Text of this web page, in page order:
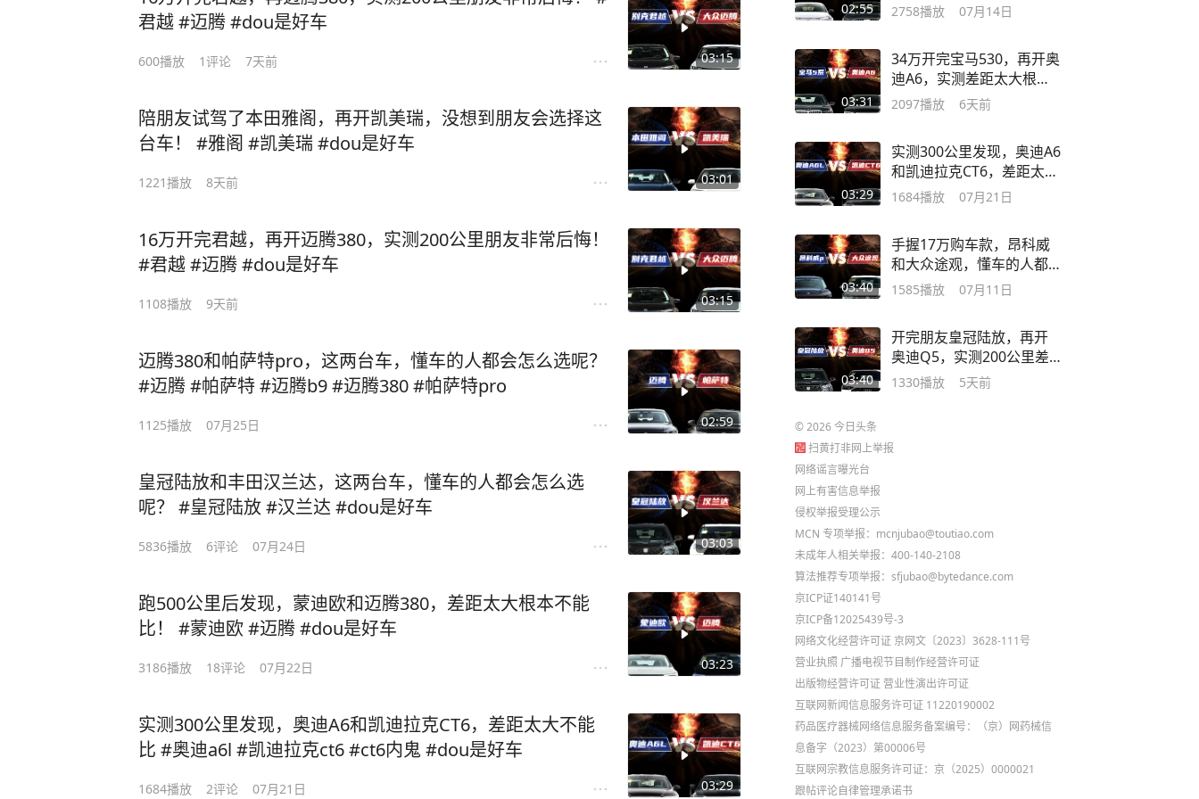
03:15
君越 #迈腾 #dou是好车
600播放 1评论 7天前
03:01
陪朋友试驾了本田雅阁，再开凯美瑞，没想到朋友会选择这
台车！ #雅阁 #凯美瑞 #dou是好车
1221播放 8天前
03:15
16万开完君越，再开迈腾380，实测200公里朋友非常后悔！
#君越 #迈腾 #dou是好车
1108播放 9天前
02:59
迈腾380和帕萨特pro，这两台车，懂车的人都会怎么选呢？
#迈腾 #帕萨特 #迈腾b9 #迈腾380 #帕萨特pro
1125播放 07月25日
03:03
皇冠陆放和丰田汉兰达，这两台车，懂车的人都会怎么选
呢？ #皇冠陆放 #汉兰达 #dou是好车
5836播放 6评论 07月24日
03:23
跑500公里后发现，蒙迪欧和迈腾380，差距太大根本不能
比！ #蒙迪欧 #迈腾 #dou是好车
3186播放 18评论 07月22日
03:29
实测300公里发现，奥迪A6和凯迪拉克CT6，差距太大不能
比 #奥迪a6l #凯迪拉克ct6 #ct6内鬼 #dou是好车
1684播放 2评论 07月21日
02:55
么选呢？ #长安逸动 #吉利
2758播放 07月14日
03:31
34万开完宝马530，再开奥
迪A6，实测差距太大根本
不能比！ #宝马5系 #奥迪
2097播放 6天前
03:29
实测300公里发现，奥迪A6
和凯迪拉克CT6，差距太大
不能比 #奥迪a6l #凯迪拉
1684播放 07月21日
03:40
手握17万购车款，昂科威
和大众途观，懂车的人都
会怎么呢？ #昂科威plus #
1585播放 07月11日
03:40
开完朋友皇冠陆放，再开
奥迪Q5，实测200公里差
距太大不能比 #皇冠陆放 #
1330播放 5天前
©2026今日头条
扫黄打非网上举报
网络谣言曝光台
网上有害信息举报
侵权举报受理公示
MCN 专项举报：mcnjubao@toutiao.com
未成年人相关举报：400-140-2108
算法推荐专项举报：sfjubao@bytedance.com
京ICP证140141号
京ICP备12025439号-3
网络文化经营许可证 京网文〔2023〕3628-111号
营业执照 广播电视节目制作经营许可证
出版物经营许可证 营业性演出许可证
互联网新闻信息服务许可证 11220190002
药品医疗器械网络信息服务备案编号：（京）网药械信
息备字（2023）第00006号
互联网宗教信息服务许可证：京（2025）0000021
跟帖评论自律管理承诺书